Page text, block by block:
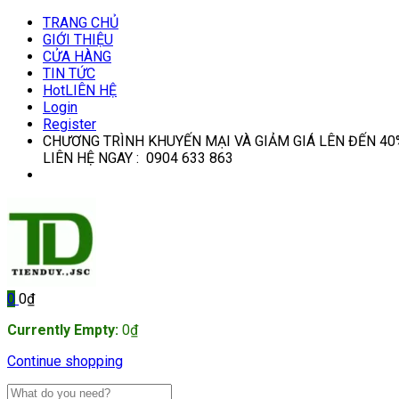
TRANG CHỦ
GIỚI THIỆU
CỬA HÀNG
TIN TỨC
HotLIÊN HỆ
Login
Register
CHƯƠNG TRÌNH KHUYẾN MẠI VÀ GIẢM GIÁ LÊN ĐẾN
LIÊN HỆ NGAY : 0904 633 863
0 0₫
Currently Empty: 0₫
Continue shopping